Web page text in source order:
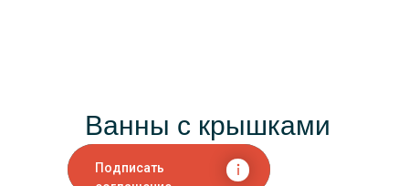
Подписать
Ванны с крышками